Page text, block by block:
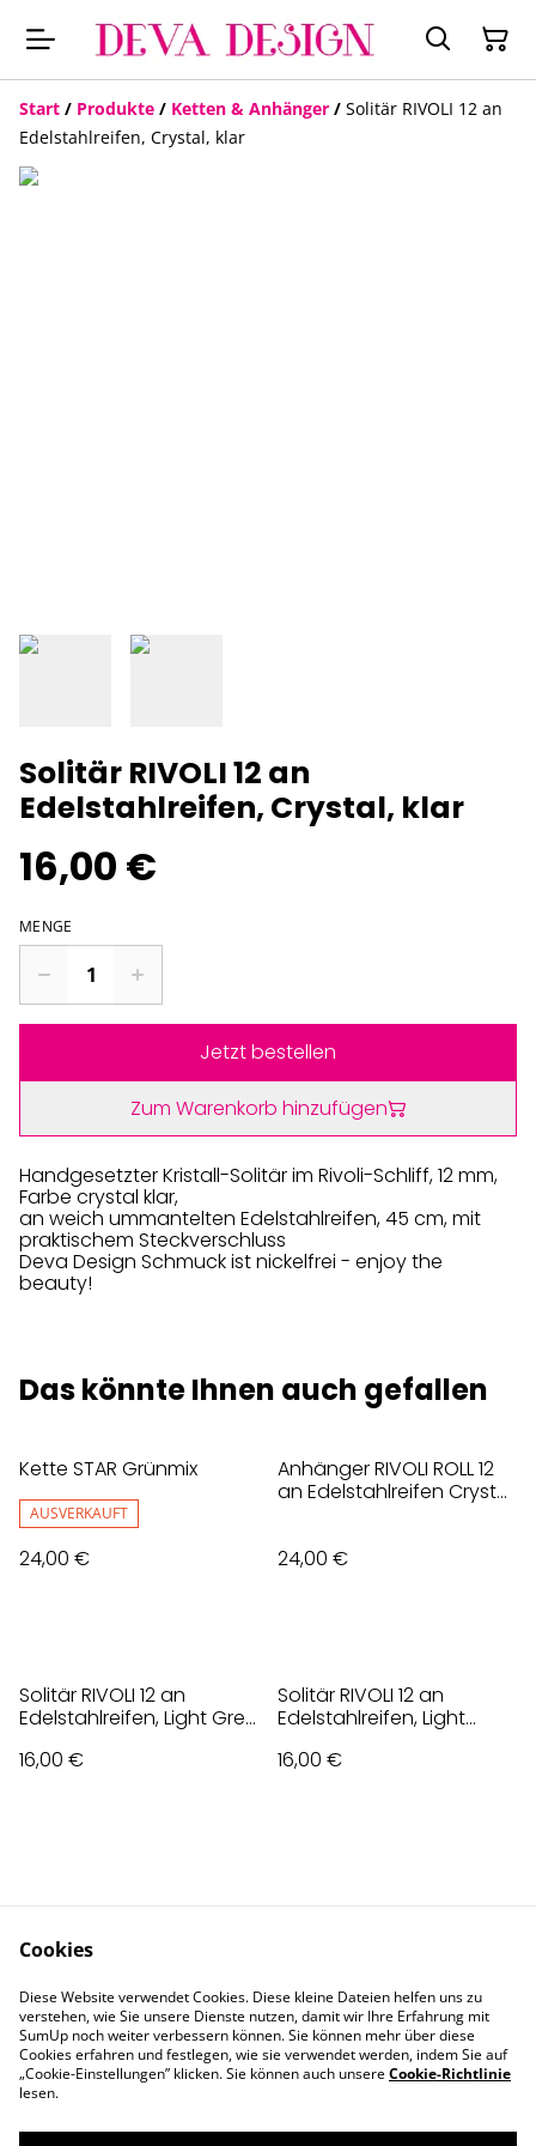
Start / Produkte / Ketten & Anhänger / Solitär RIVOLI 12 an
Edelstahlreifen, Crystal, klar
Solitär RIVOLI 12 an
Edelstahlreifen, Crystal, klar
16,00 €
MENGE
Jetzt bestellen
Zum Warenkorb hinzufügen
Handgesetzter Kristall-Solitär im Rivoli-Schliff, 12 mm,
Farbe crystal klar,
an weich ummantelten Edelstahlreifen, 45 cm, mit
praktischem Steckverschluss
Deva Design Schmuck ist nickelfrei - enjoy the
beauty!
Das könnte Ihnen auch gefallen
Kette STAR Grünmix
AUSVERKAUFT
24,00 €
Anhänger RIVOLI ROLL 12
an Edelstahlreifen Crystal,
24,00 €
Solitär RIVOLI 12 an
Edelstahlreifen, Light Grey
16,00 €
Solitär RIVOLI 12 an
Edelstahlreifen, Light
16,00 €
Privacy Policy
Cookie Policy
Impressum
Cookies
Diese Website verwendet Cookies. Diese kleine Dateien helfen uns zu
verstehen, wie Sie unsere Dienste nutzen, damit wir Ihre Erfahrung mit
SumUp noch weiter verbessern können. Sie können mehr über diese
Cookies erfahren und festlegen, wie sie verwendet werden, indem Sie auf
„Cookie-Einstellungen” klicken. Sie können auch unsereCookie-Richtlinie
lesen.